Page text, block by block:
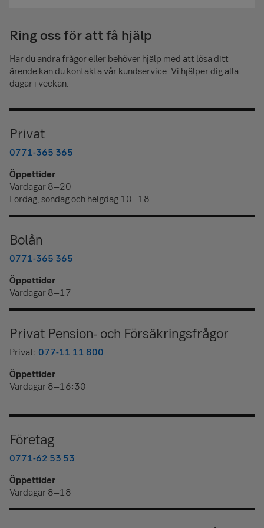
Ring oss för att få hjälp
Har du andra frågor eller behöver hjälp med att lösa ditt
ärende kan du kontakta vår kundservice. Vi hjälper dig alla
dagar i veckan.
Privat
0771-365 365
Öppettider
Vardagar 8–20
Lördag, söndag och helgdag 10–18
Bolån
0771-365 365
Öppettider
Vardagar 8–17
Privat Pension- och Försäkringsfrågor
Privat: 077-11 11 800
Öppettider
Vardagar 8–16:30
Företag
0771-62 53 53
Öppettider
Vardagar 8–18